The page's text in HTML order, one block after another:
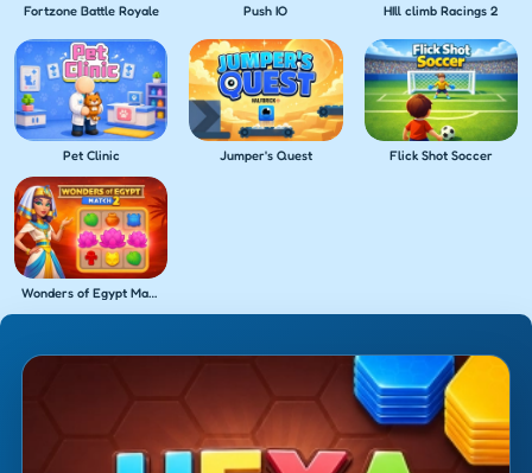
Fortzone Battle Royale Push IO HIll climb Racings 2
Pet Clinic Jumper's Quest Flick Shot Soccer
Wonders of Egypt Match 2